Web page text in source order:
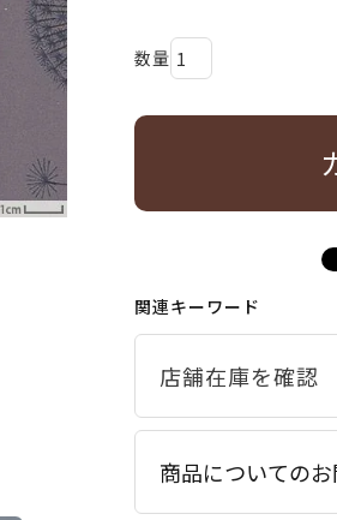
関連キーワード
商品についての